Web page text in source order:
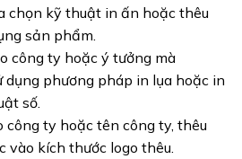
chọn kỹ thuật in ấn hoặc thêu
sản phẩm.
công ty hoặc ý tưởng mà
dụng phương pháp in lụa hoặc in
số.
công ty hoặc tên công ty, thêu
vào kích thước logo thêu.